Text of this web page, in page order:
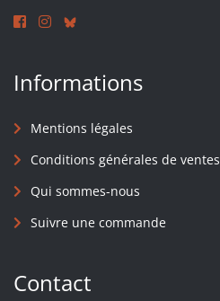
Informations
Mentions légales
Conditions générales de ventes
Qui sommes-nous
Suivre une commande
Contact